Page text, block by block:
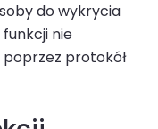
do wykrycia
nie
poprzez protokół